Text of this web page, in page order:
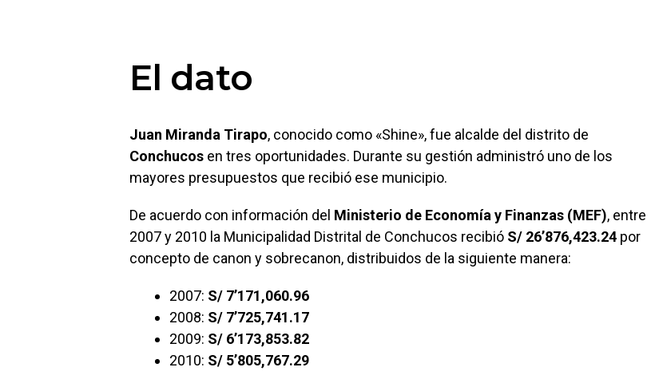
El dato
Juan Miranda Tirapo, conocido como «Shine», fue alcalde del distrito de
Conchucos en tres oportunidades. Durante su gestión administró uno de los
mayores presupuestos que recibió ese municipio.
De acuerdo con información del Ministerio de Economía y Finanzas (MEF), entre
2007 y 2010 la Municipalidad Distrital de Conchucos recibió S/ 26’876,423.24 por
concepto de canon y sobrecanon, distribuidos de la siguiente manera:
2007: S/ 7’171,060.96
2008: S/ 7’725,741.17
2009: S/ 6’173,853.82
2010: S/ 5’805,767.29